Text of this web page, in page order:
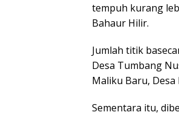
tempuh kurang
Bahaur Hilir.
Jumlah titik
Desa Tumbang
Maliku Baru,
Sementara itu,